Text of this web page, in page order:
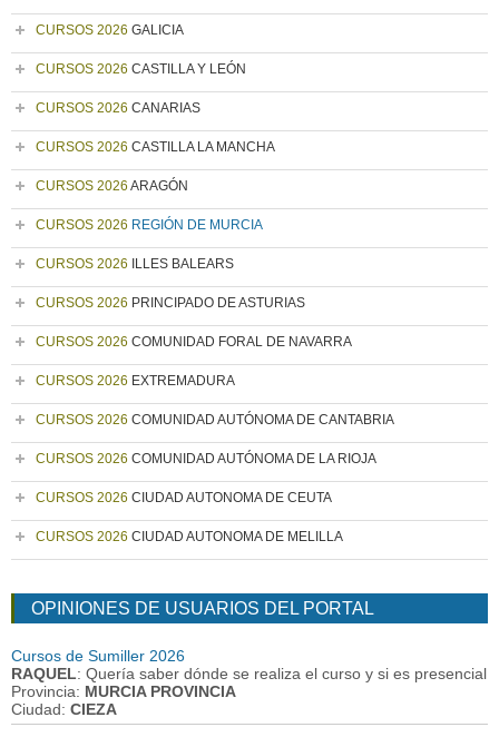
CURSOS 2026 GALICIA
CURSOS 2026 CASTILLA Y LEÓN
CURSOS 2026 CANARIAS
CURSOS 2026 CASTILLA LA MANCHA
CURSOS 2026 ARAGÓN
CURSOS 2026 REGIÓN DE MURCIA
CURSOS 2026 ILLES BALEARS
CURSOS 2026 PRINCIPADO DE ASTURIAS
CURSOS 2026 COMUNIDAD FORAL DE NAVARRA
CURSOS 2026 EXTREMADURA
CURSOS 2026 COMUNIDAD AUTÓNOMA DE CANTABRIA
CURSOS 2026 COMUNIDAD AUTÓNOMA DE LA RIOJA
CURSOS 2026 CIUDAD AUTONOMA DE CEUTA
CURSOS 2026 CIUDAD AUTONOMA DE MELILLA
OPINIONES DE USUARIOS DEL PORTAL
Cursos de Sumiller 2026
RAQUEL: Quería saber dónde se realiza el curso y si es presencial
Provincia: MURCIA PROVINCIA
Ciudad: CIEZA